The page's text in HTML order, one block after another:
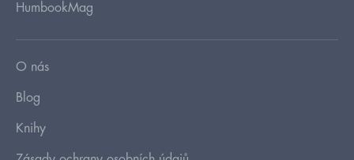
HumbookMag
O nás
Blog
Knihy